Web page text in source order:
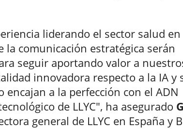
liderando el sector salud
la comunicación estratégica serán
seguir aportando valor a
innovadora respecto a la IA y
encajan a la perfección con el ADN
de LLYC", ha asegurado
general de LLYC en España y